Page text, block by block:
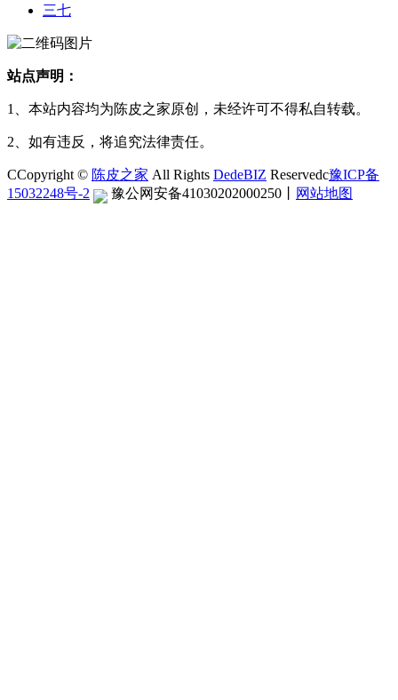
三七
站点声明：
1、本站内容均为陈皮之家原创，未经许可不得私自转载。
2、如有违反，将追究法律责任。
CCopyright © 陈皮之家 All Rights DedeBIZ Reservedc豫ICP备
15032248号-2
豫公网安备41030202000250 网站地图